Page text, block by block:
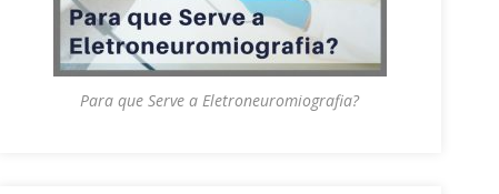
Para que Serve a Eletroneuromiografia?